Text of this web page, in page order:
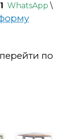
WhatsApp \
по